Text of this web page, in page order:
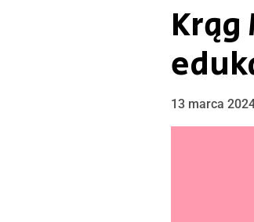
Krąg
13 marca